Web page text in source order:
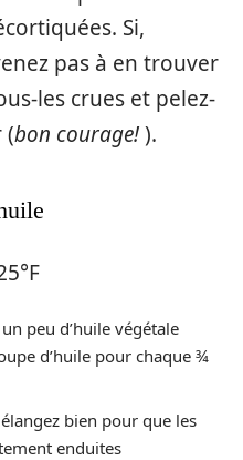
Si,
pas à en trouver
les crues et pelez-
(bon courage!).
peu d’huile végétale
d’huile pour chaque ¾
bien pour que les
enduites